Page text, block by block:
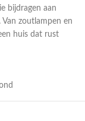
bijdragen aan
zoutlampen en
huis dat rust